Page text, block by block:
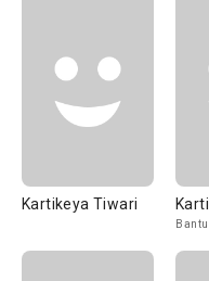
Kartikeya Tiwari
Bantu